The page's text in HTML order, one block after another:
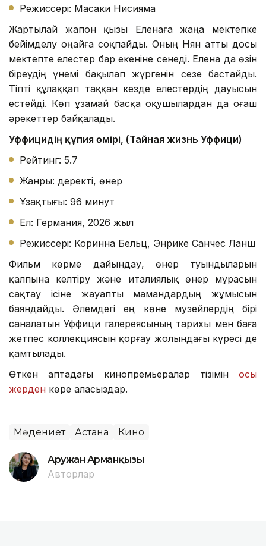
Режиссері: Масаки Нисияма
Жартылай жапон қызы Еленаға жаңа мектепке
бейімделу оңайға соқпайды. Оның Нян атты досы
мектепте елестер бар екеніне сенеді. Елена да өзін
біреудің үнемі бақылап жүргенін сезе бастайды.
Тіпті құлаққап таққан кезде елестердің дауысын
естейді. Көп ұзамай басқа оқушылардан да оғаш
әрекеттер байқалады.
Уффицидің құпия өмірі, (Тайная жизнь Уффици)
Рейтинг: 5.7
Жанры: деректі, өнер
Ұзақтығы: 96 минут
Ел: Германия, 2026 жыл
Режиссері: Коринна Бельц, Энрике Санчес Ланш
Фильм көрме дайындау, өнер туындыларын
қалпына келтіру және италиялық өнер мұрасын
сақтау ісіне жауапты мамандардың жұмысын
баяндайды. Әлемдегі ең көне музейлердің бірі
саналатын Уффици галереясының тарихы мен баға
жетпес коллекциясын қорғау жолындағы күресі де
қамтылады.
Өткен аптадағы кинопремьералар тізімін осы
жерден көре аласыздар.
Мәдениет Астана Кино
Аружан Арманқызы
Авторлар